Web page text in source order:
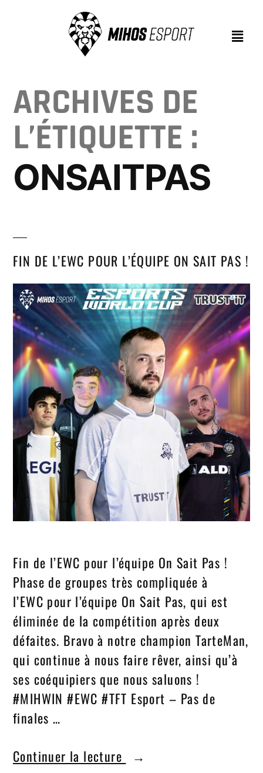
ARCHIVES DE
L’ÉTIQUETTE :
ONSAITPAS
FIN DE L’EWC POUR L’ÉQUIPE ON SAIT PAS !
Fin de l’EWC pour l’équipe On Sait Pas !
Phase de groupes très compliquée à
l’EWC pour l’équipe On Sait Pas, qui est
éliminée de la compétition après deux
défaites. Bravo à notre champion TarteMan,
qui continue à nous faire rêver, ainsi qu’à
ses coéquipiers que nous saluons !
#MIHWIN #EWC #TFT Esport – Pas de
finales …
Continuer la lecture